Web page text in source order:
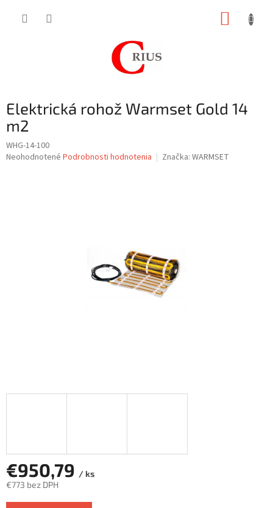
Elektrická rohož Warmset Gold 14
m2
WHG-14-100
Priemerné
Neohodnotené Podrobnosti hodnotenia Značka: WARMSET
€950,79 / ks
€773 bez DPH
Jednotková